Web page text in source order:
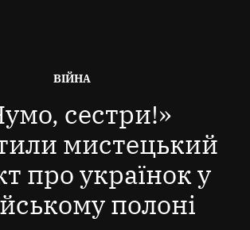
ОПУБЛІКОВАНО
ВІЙНА
сестри!»
мистецький
про українок у
полоні